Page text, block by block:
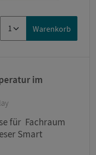
Warenkorb
im
für Fachraum
Smart